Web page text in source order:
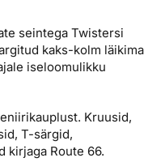
seintega Twistersi
kaks-kolm läikima
iseloomulikku
Kruusid,
T-särgid,
kirjaga Route 66.